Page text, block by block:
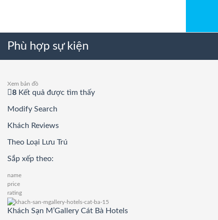
Phù hợp sự kiện
Xem bản đồ
8 Kết quả được tìm thấy
Modify Search
Khách Reviews
Theo Loại Lưu Trú
Sắp xếp theo:
name
price
rating
Khách Sạn M’Gallery Cát Bà Hotels